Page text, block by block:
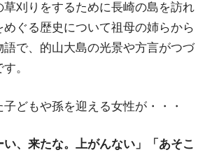
刈りをするために長崎の島を訪れ
ぐる歴史について祖母の姉らから
で、的山大島の光景や方言がつづ
。
どもや孫を迎える女性が・・・
い、来たな。上がんない」「あそこ